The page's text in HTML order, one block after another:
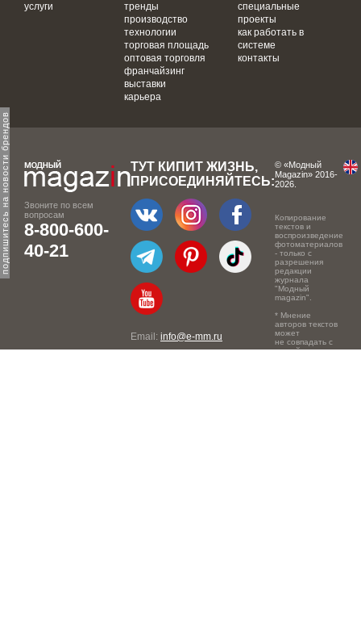
подпишитесь на новости брендов
услуги
тренды
производство
технологии
торговая площадь
оптовая торговля
франчайзинг
выставки
карьера
специальные
проекты
как работать в
системе
контакты
Звоните по всем
вопросам
8-800-600-
40-21
ТУТ КИПИТ ЖИЗНЬ,
ПРИСОЕДИНЯЙТЕСЬ:
Email: info@e-mm.ru
© «Модный
Magazin» 2016-
2026.
Копирование
текстов и
воспроизведение
фотоматериалов
- только с
разрешения
редакции
журнала
"Модный
magazin".
* Мнение
авторов текстов
может
не совпадать с
точкой зрения